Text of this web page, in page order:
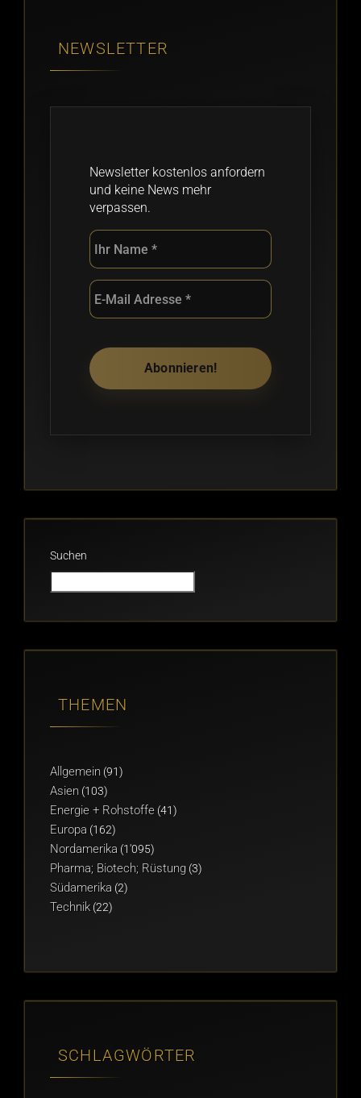
NEWSLETTER
Newsletter kostenlos anfordern
und keine News mehr
verpassen.
Suchen
THEMEN
Allgemein (91)
Asien (103)
Energie + Rohstoffe (41)
Europa (162)
Nordamerika (1'095)
Pharma; Biotech; Rüstung (3)
Südamerika (2)
Technik (22)
SCHLAGWÖRTER